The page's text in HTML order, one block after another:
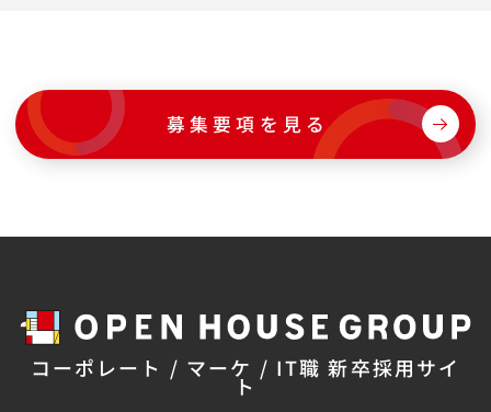
募集要項を見る
コーポレート / マーケ / IT職 新卒採用サイ
ト